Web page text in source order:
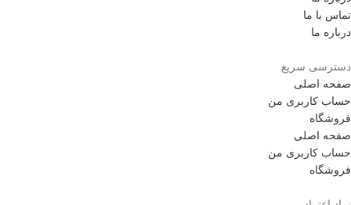
تماس با ما
درباره ما
دسترسی سریع
صفحه اصلی
حساب کاربری من
فروشگاه
صفحه اصلی
حساب کاربری من
فروشگاه